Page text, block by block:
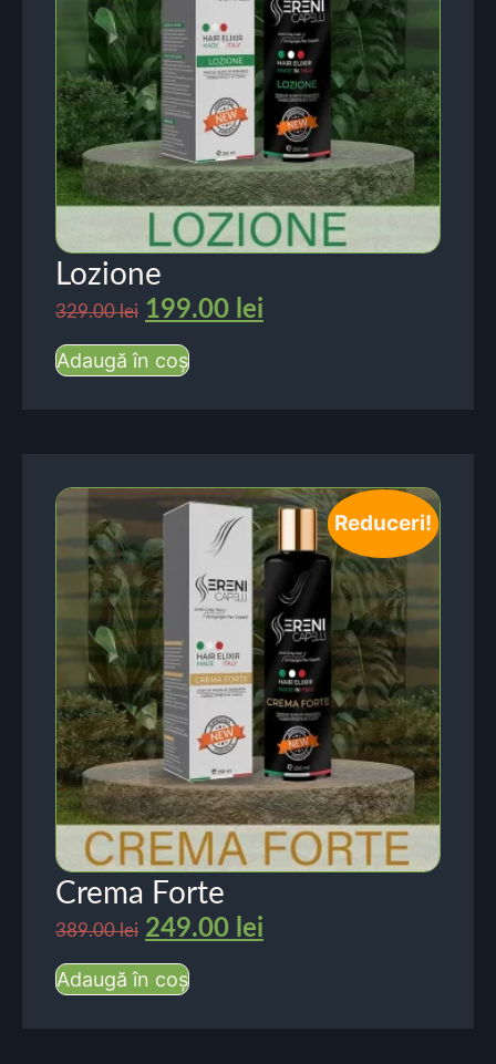
Lozione
329.00lei 199.00 lei
Adaugă în coș
Reduceri!
Crema Forte
389.00lei 249.00 lei
Adaugă în coș